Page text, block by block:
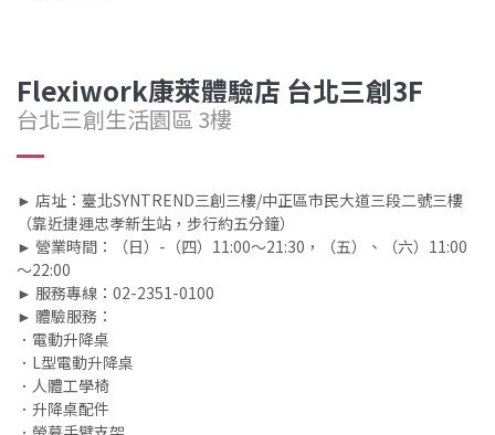
Flexiwork康萊體驗店 台北三創3F
台北三創生活園區 3樓
► 店址：臺北SYNTREND三創三樓/中正區市民大道三段二號三樓
（靠近捷運忠孝新生站，步行約五分鐘）
► 營業時間：（日）-（四）11:00～21:30，（五）、（六）11:00
～22:00
► 服務專線：02-2351-0100
► 體驗服務：
．電動升降桌
．L型電動升降桌
．人體工學椅
．升降桌配件